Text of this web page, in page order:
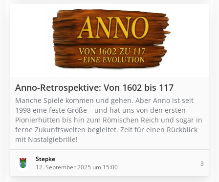
Anno-Retrospektive: Von 1602 bis 117
Manche Spiele kommen und gehen. Aber Anno ist seit
1998 eine feste Größe – und hat uns von den ersten
Pionierhütten bis hin zum Römischen Reich und sogar in
ferne Zukunftswelten begleitet. Zeit für einen Rückblick
mit Nostalgiebrille!
Stepke
12. September 2025 um 15:00
3